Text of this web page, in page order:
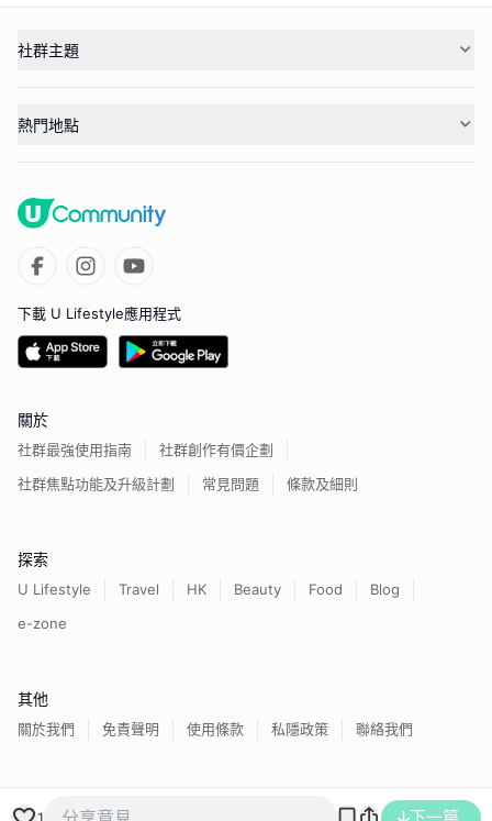
1
社群主題
熱門地點
下載 U Lifestyle應用程式
關於
社群最強使用指南
社群創作有價企劃
社群焦點功能及升級計劃
常見問題 條款及細則
探索
U Lifestyle Travel HK Beauty Food
Blog
e-zone
其他
關於我們 免責聲明 使用條款 私隱政策 聯絡我們
香港經濟日報版權所有©